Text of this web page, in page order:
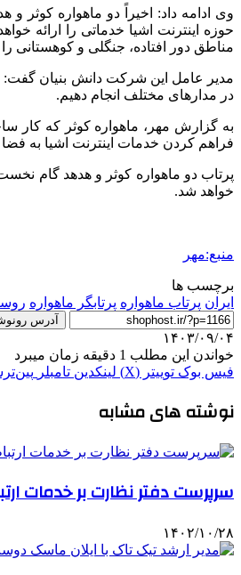
وی ادامه داد: اخیراً دو ماهواره کوثر
حوزه اینترنت اشیا خدماتی را ارائه
مناطق دور افتاده، جنگلی و کوهستانی را
مدیر عامل این شرکت دانش بنیان گفت:
در مدارهای مختلف انجام دهیم.
فراهم کردن خدمات اینترنت اشیا به
خواهد شد.
منبع:مهر
برچسب ها
ایران پرتاب ماهواره پرتابگر ماهواره
آدرس
۱۴۰۳/۰۹/۰۴
خواندن این مطلب 1 دقیقه زمان میبرد
فیس بوک توییتر (X) لینکدین ‫تامبلر
نوشته های مشابه
سرپرست دفتر نظارت بر خدمات
۱۴۰۲/۱۰/۲۸